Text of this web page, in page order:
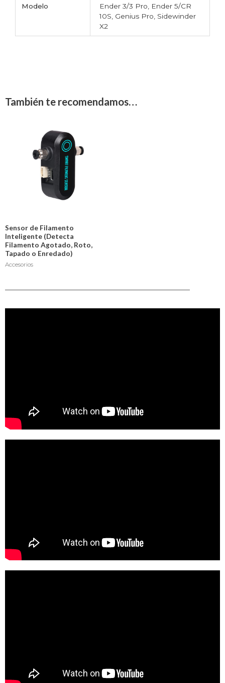
Modelo
Ender 3/3 Pro, Ender 5/CR
10S, Genius Pro, Sidewinder
X2
También te recomendamos…
Sensor de Filamento
Inteligente (Detecta
Filamento Agotado, Roto,
Tapado o Enredado)
Accesorios